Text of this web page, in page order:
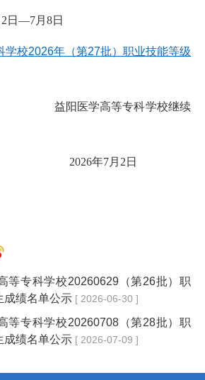
日—7月8日
学校2026年（第27批）职业技能等级
等专科学校继续
7月2日
等专科学校20260629（第26批）职
成绩名单公示 [ 2026-06-30 ]
等专科学校20260708（第28批）职
成绩名单公示 [ 2026-07-09 ]